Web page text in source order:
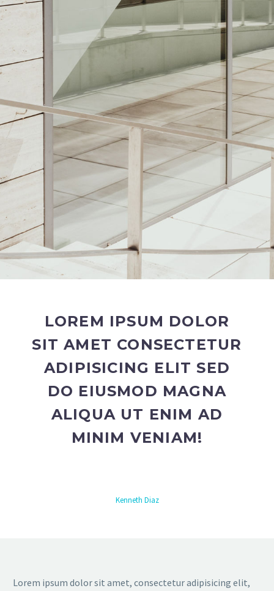
LOREM IPSUM DOLOR
SIT AMET CONSECTETUR
ADIPISICING ELIT SED
DO EIUSMOD MAGNA
ALIQUA UT ENIM AD
MINIM VENIAM!
Kenneth Diaz
Lorem ipsum dolor sit amet, consectetur adipisicing elit,